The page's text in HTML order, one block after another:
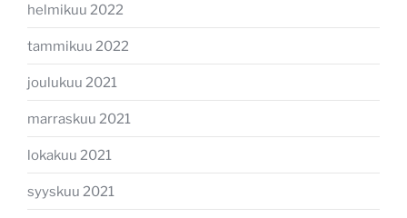
helmikuu 2022
tammikuu 2022
joulukuu 2021
marraskuu 2021
lokakuu 2021
syyskuu 2021